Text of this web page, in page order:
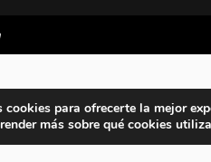
cookies para ofrecerte la mejor
más sobre qué cookies